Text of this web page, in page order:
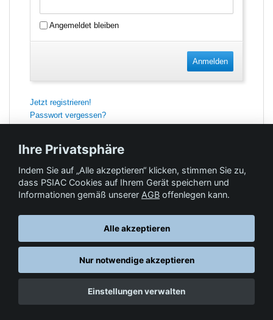
Angemeldet bleiben
Anmelden
Jetzt registrieren!
Passwort vergessen?
Feedback
© Springer-Verlag GmbH. Part of Springer Nature •Datenschutz,AGB,
Ihre Privatsphäre
Indem Sie auf „Alle akzeptieren“ klicken, stimmen Sie zu,
dass PSIAC Cookies auf Ihrem Gerät speichern und
Informationen gemäß unserer AGB offenlegen kann.
Alle akzeptieren
Nur notwendige akzeptieren
Einstellungen verwalten